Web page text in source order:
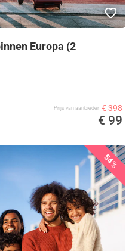
Europa (2
Prijs van aanbieder € 398
€ 99
54%